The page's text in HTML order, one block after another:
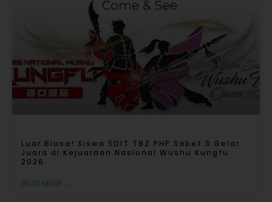
Luar Biasa! Siswa SDIT TBZ PHP Sabet 3 Gelar
Juara di Kejuaraan Nasional Wushu Kungfu
2026
READ MORE »